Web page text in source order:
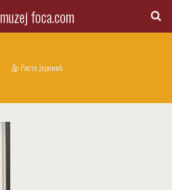
muzej foca.com
Др Ристо Јеремић